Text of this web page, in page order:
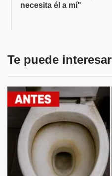
necesita él a mí"
Te puede interesar